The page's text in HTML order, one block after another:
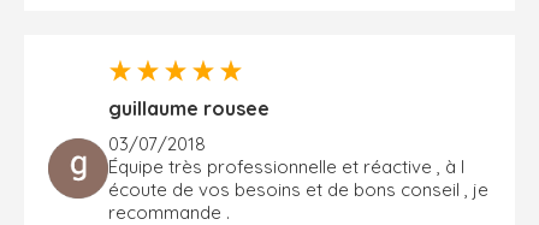
guillaume rousee
03/07/2018
Équipe très professionnelle et réactive , à l
écoute de vos besoins et de bons conseil , je
recommande .